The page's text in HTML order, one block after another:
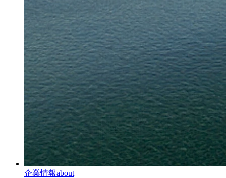
企業情報about